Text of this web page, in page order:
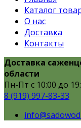
Каталог
О нас
Доставка
Контакты
Доставка
области
Пн-Пт с 10:00 до
8 (919) 997-83-33